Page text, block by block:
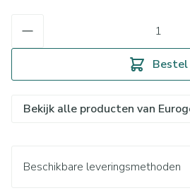
Bestel
Bekijk alle producten van
Beschikbare leveringsmethoden